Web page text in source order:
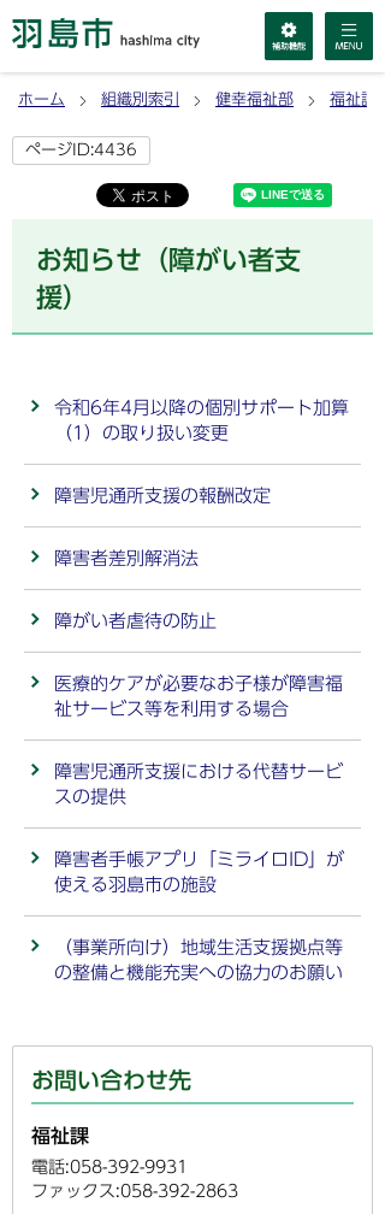
ホーム 組織別索引 健幸福祉部 福祉課
ページID:4436
お知らせ（障がい者支
援）
令和6年4月以降の個別サポート加算
（1）の取り扱い変更
障害児通所支援の報酬改定
障害者差別解消法
障がい者虐待の防止
医療的ケアが必要なお子様が障害福
祉サービス等を利用する場合
障害児通所支援における代替サービ
スの提供
障害者手帳アプリ「ミライロID」が
使える羽島市の施設
（事業所向け）地域生活支援拠点等
の整備と機能充実への協力のお願い
お問い合わせ先
福祉課
電話:058-392-9931
ファックス:058-392-2863